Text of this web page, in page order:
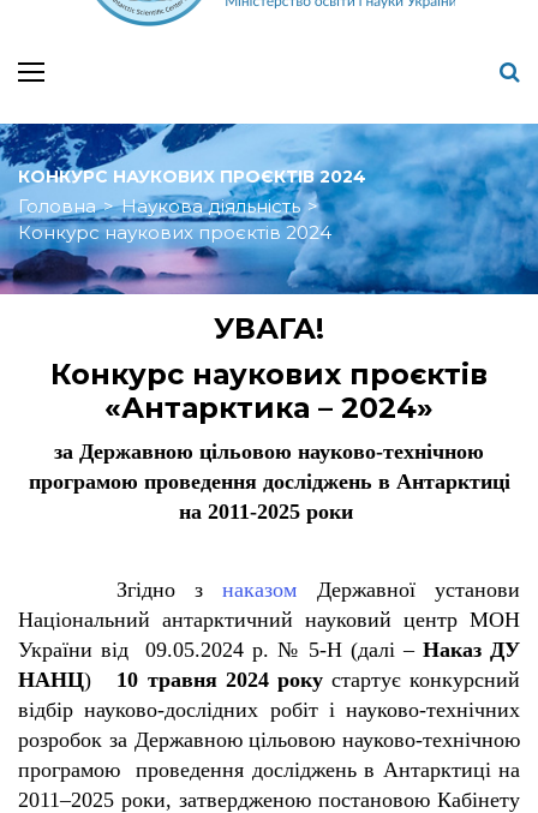
КОНКУРС НАУКОВИХ ПРОЄКТІВ 2024
Головна > Наукова діяльність >
Конкурс наукових проєктів 2024
УВАГА!
Конкурс наукових проєктів
«Антарктика – 2024»
за Державною цільовою науково-технічною
програмою проведення досліджень в Антарктиці
на 2011-2025 роки
Згідно знаказом Державної установи
Національний антарктичний науковий центр МОН
України від 09.05.2024 р. № 5-Н (далі – Наказ ДУ
НАНЦ) 10 травня 2024 рокустартує конкурсний
відбір науково-дослідних робіт і науково-технічних
розробок за Державною цільовою науково-технічною
програмою проведення досліджень в Антарктиці на
2011–2025 роки, затвердженою постановою Кабінету